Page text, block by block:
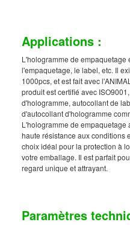
Applications :
L'hologramme de empaquetage
l'empaquetage, le label, etc. Il
1000pcs, et est fait avec
produit est certifié avec
d'hologramme, autocollant de
d'autocollant d'hologramme
L'hologramme de empaquetage
haute résistance aux conditions
choix idéal pour la protection à
votre emballage. Il est parfait
regard unique et attrayant.
Paramètres